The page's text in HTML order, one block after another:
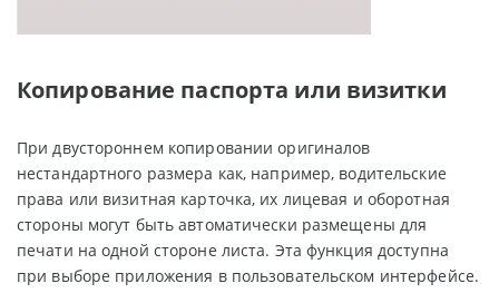
Копирование паспорта или визитки
При двустороннем копировании оригиналов
нестандартного размера как, например, водительские
права или визитная карточка, их лицевая и оборотная
стороны могут быть автоматически размещены для
печати на одной стороне листа. Эта функция доступна
при выборе приложения в пользовательском интерфейсе.